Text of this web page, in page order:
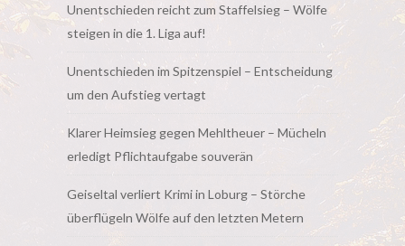
Unentschieden reicht zum Staffelsieg – Wölfe
steigen in die 1. Liga auf!
Unentschieden im Spitzenspiel – Entscheidung
um den Aufstieg vertagt
Klarer Heimsieg gegen Mehltheuer – Mücheln
erledigt Pflichtaufgabe souverän
Geiseltal verliert Krimi in Loburg – Störche
überflügeln Wölfe auf den letzten Metern